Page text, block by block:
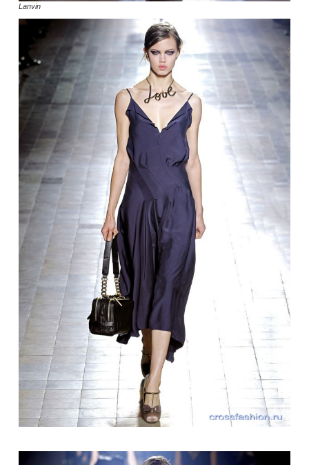
Lanvin